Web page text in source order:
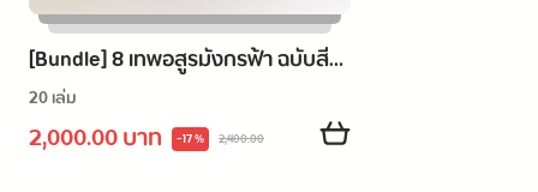
[Bundle] 8 เทพอสูรมังกรฟ้า ฉบับสี
เล่ม 1-20
20 เล่ม
2,000.00 บาท -17 % 2,400.00